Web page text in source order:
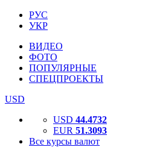
РУС
УКР
ВИДЕО
ФОТО
ПОПУЛЯРНЫЕ
СПЕЦПРОЕКТЫ
USD
USD 44.4732
EUR 51.3093
Все курсы валют